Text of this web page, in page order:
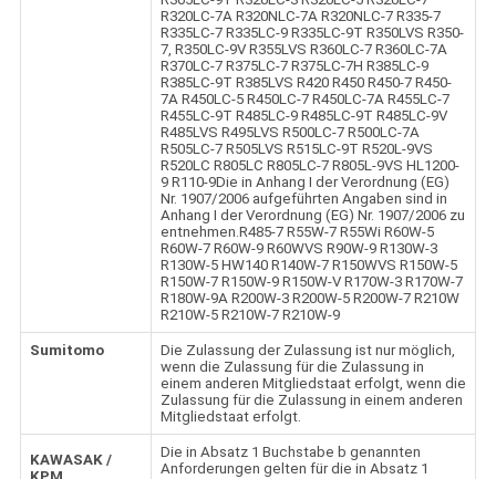
R320LC-7A R320NLC-7A R320NLC-7 R335-7
R335LC-7 R335LC-9 R335LC-9T R350LVS R350-
7, R350LC-9V R355LVS R360LC-7 R360LC-7A
R370LC-7 R375LC-7 R375LC-7H R385LC-9
R385LC-9T R385LVS R420 R450 R450-7 R450-
7A R450LC-5 R450LC-7 R450LC-7A R455LC-7
R455LC-9T R485LC-9 R485LC-9T R485LC-9V
R485LVS R495LVS R500LC-7 R500LC-7A
R505LC-7 R505LVS R515LC-9T R520L-9VS
R520LC R805LC R805LC-7 R805L-9VS HL1200-
9 R110-9Die in Anhang I der Verordnung (EG)
Nr. 1907/2006 aufgeführten Angaben sind in
Anhang I der Verordnung (EG) Nr. 1907/2006 zu
entnehmen.R485-7 R55W-7 R55Wi R60W-5
R60W-7 R60W-9 R60WVS R90W-9 R130W-3
R130W-5 HW140 R140W-7 R150WVS R150W-5
R150W-7 R150W-9 R150W-V R170W-3 R170W-7
R180W-9A R200W-3 R200W-5 R200W-7 R210W
R210W-5 R210W-7 R210W-9
Sumitomo
Die Zulassung der Zulassung ist nur möglich,
wenn die Zulassung für die Zulassung in
einem anderen Mitgliedstaat erfolgt, wenn die
Zulassung für die Zulassung in einem anderen
Mitgliedstaat erfolgt.
KAWASAK /
Die in Absatz 1 Buchstabe b genannten
Anforderungen gelten für die in Absatz 1